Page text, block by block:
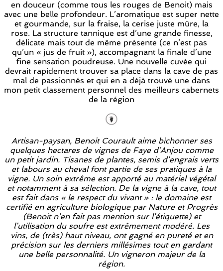
en douceur (comme tous les rouges de Benoit) mais
avec une belle profondeur. L’aromatique est super nette
et gourmande, sur la fraise, la cerise juste mûre, la
rose. La structure tannique est d’une grande finesse,
délicate mais tout de même présente (ce n’est pas
qu’un « jus de fruit »), accompagnant la finale d’une
fine sensation poudreuse. Une nouvelle cuvée qui
devrait rapidement trouver sa place dans la cave de pas
mal de passionnés et qui en a déjà trouvé une dans
mon petit classement personnel des meilleurs cabernets
de la région
Artisan-paysan, Benoit Courault aime bichonner ses
quelques hectares de vignes de Faye d’Anjou comme
un petit jardin. Tisanes de plantes, semis d’engrais verts
et labours au cheval font partie de ses pratiques à la
vigne. Un soin extrême est apporté au matériel végétal
et notamment à sa sélection. De la vigne à la cave, tout
est fait dans « le respect du vivant » : le domaine est
certifié en agriculture biologique par Nature et Progrès
(Benoit n’en fait pas mention sur l’étiquette) et
l’utilisation du soufre est extrêmement modéré. Les
vins, de (très) haut niveau, ont gagné en pureté et en
précision sur les derniers millésimes tout en gardant
une belle personnalité. Un vigneron majeur de la
région.